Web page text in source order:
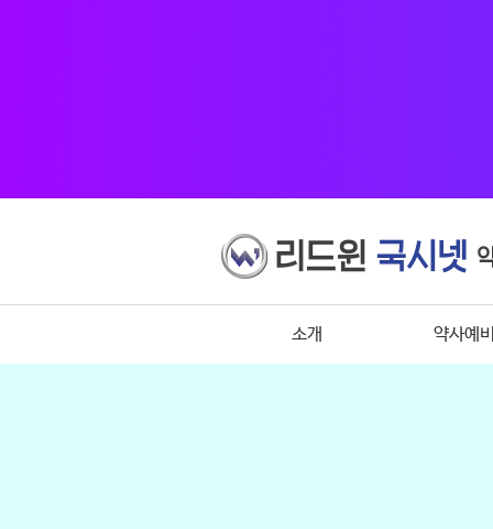
소개 약사예